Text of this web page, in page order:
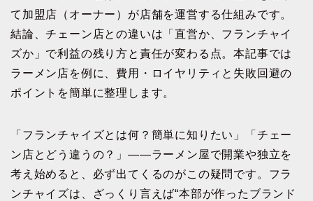
て加盟店（オーナー）が店舗を運営する仕組みです。
結論、チェーン店との違いは「直営か、フランチャイ
ズか」で利益の残り方と責任が変わる点。本記事では
ラーメン店を例に、費用・ロイヤリティと失敗回避の
ポイントを簡単に整理します。
「フランチャイズとは何？簡単に知りたい」「チェー
ン店とどう違うの？」――ラーメン屋で開業や独立を
考え始めると、必ず出てくるのがこの疑問です。フラ
ンチャイズは、ざっくり言えば“本部が作ったブランド